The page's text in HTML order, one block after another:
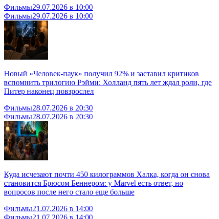
Фильмы29.07.2026 в 10:00
Фильмы29.07.2026 в 10:00
Новый «Человек-паук» получил 92% и заставил критиков
вспомнить трилогию Рэйми: Холланд пять лет ждал роли, где
Питер наконец повзрослел
Фильмы28.07.2026 в 20:30
Фильмы28.07.2026 в 20:30
Куда исчезают почти 450 килограммов Халка, когда он снова
становится Брюсом Беннером: у Marvel есть ответ, но
вопросов после него стало еще больше
Фильмы21.07.2026 в 14:00
Фильмы21.07.2026 в 14:00